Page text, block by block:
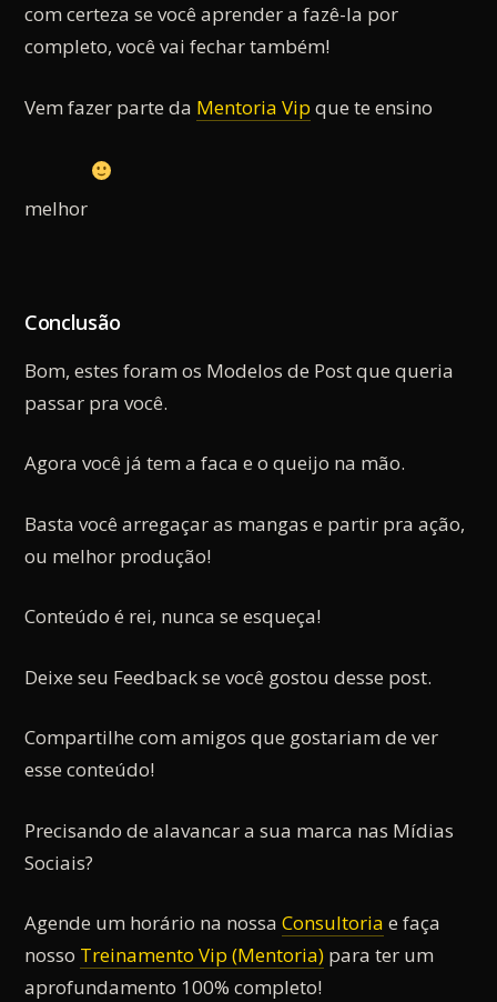
com certeza se você aprender a fazê-la por
completo, você vai fechar também!
Vem fazer parte da Mentoria Vip que te ensino
melhor
Conclusão
Bom, estes foram os Modelos de Post que queria
passar pra você.
Agora você já tem a faca e o queijo na mão.
Basta você arregaçar as mangas e partir pra ação,
ou melhor produção!
Conteúdo é rei, nunca se esqueça!
Deixe seu Feedback se você gostou desse post.
Compartilhe com amigos que gostariam de ver
esse conteúdo!
Precisando de alavancar a sua marca nas Mídias
Sociais?
Agende um horário na nossa Consultoria e faça
nosso Treinamento Vip (Mentoria) para ter um
aprofundamento 100% completo!